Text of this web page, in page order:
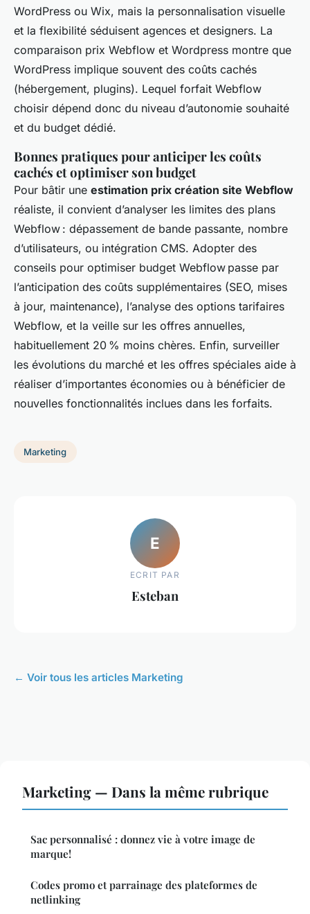
WordPress ou Wix, mais la personnalisation visuelle
et la flexibilité séduisent agences et designers. La
comparaison prix Webflow et Wordpress montre que
WordPress implique souvent des coûts cachés
(hébergement, plugins). Lequel forfait Webflow
choisir dépend donc du niveau d’autonomie souhaité
et du budget dédié.
Bonnes pratiques pour anticiper les coûts
cachés et optimiser son budget
Pour bâtir une estimation prix création site Webflow
réaliste, il convient d’analyser les limites des plans
Webflow : dépassement de bande passante, nombre
d’utilisateurs, ou intégration CMS. Adopter des
conseils pour optimiser budget Webflow passe par
l’anticipation des coûts supplémentaires (SEO, mises
à jour, maintenance), l’analyse des options tarifaires
Webflow, et la veille sur les offres annuelles,
habituellement 20 % moins chères. Enfin, surveiller
les évolutions du marché et les offres spéciales aide à
réaliser d’importantes économies ou à bénéficier de
nouvelles fonctionnalités inclues dans les forfaits.
Marketing
E
ECRIT PAR
Esteban
← Voir tous les articles Marketing
Marketing — Dans la même rubrique
Sac personnalisé : donnez vie à votre image de
marque!
Codes promo et parrainage des plateformes de
netlinking